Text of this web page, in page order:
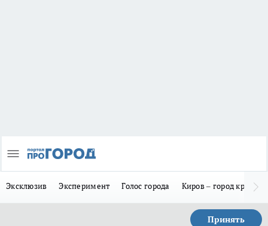
Эксклюзив Эксперимент Голос города Киров – город
Принять